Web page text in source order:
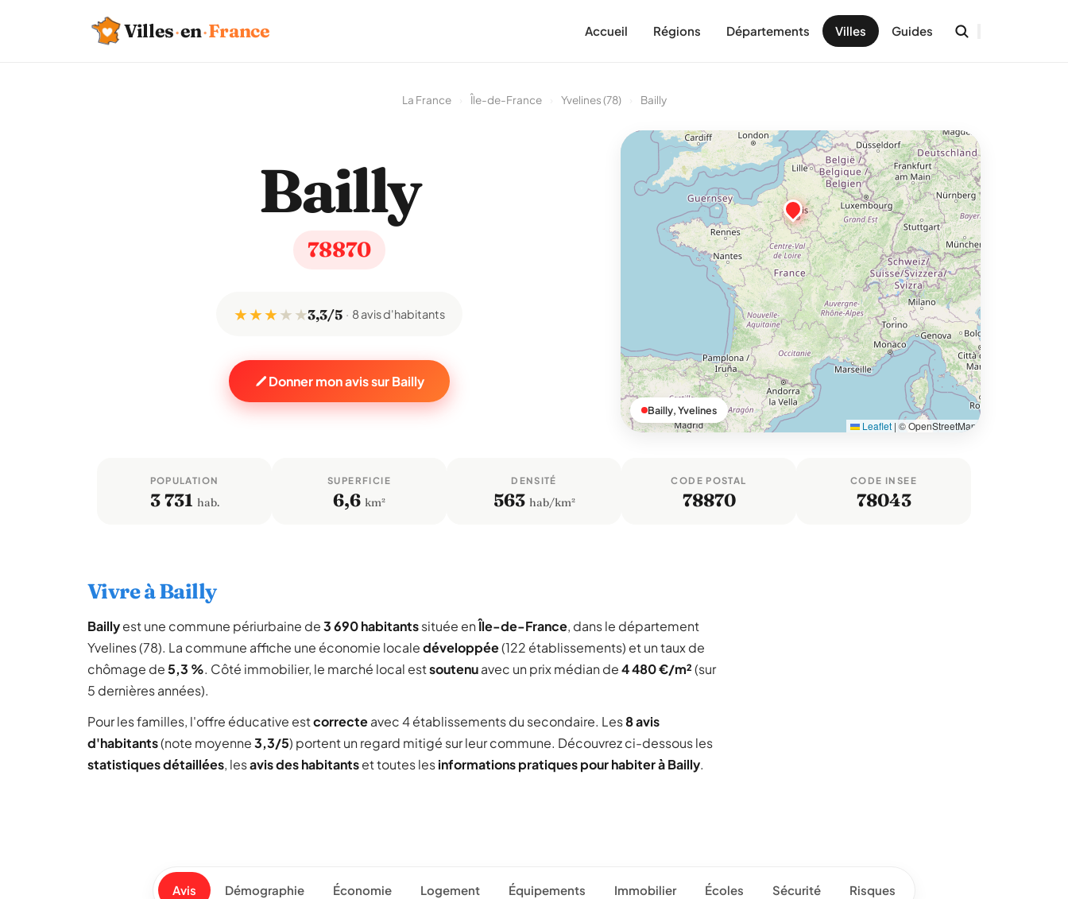
Villes·en·France Accueil Régions Départements Villes Guides
La France Île-de-France Yvelines (78) Bailly
Bailly
78870
★ ★ ★★ ★3,3/5 8 avis d'habitants
Donner mon avis sur Bailly
Leaflet | © OpenStreetMap
Bailly, Yvelines
POPULATION
3 731 hab.
SUPERFICIE
6,6 km²
DENSITÉ
563 hab/km²
CODE POSTAL
78870
CODE INSEE
78043
Vivre à Bailly
Baillyest une commune périurbaine de3 690 habitantssituée enÎle-de-France, dans le département
Yvelines (78). La commune affiche une économie localedéveloppée(122 établissements) et un taux de
chômage de5,3 %. Côté immobilier, le marché local estsoutenuavec un prix médian de4 480 €/m²(sur
5 dernières années).
Pour les familles, l'offre éducative estcorrecteavec 4 établissements du secondaire. Les8 avis
d'habitants(note moyenne3,3/5) portent un regard mitigé sur leur commune. Découvrez ci-dessous les
statistiques détaillées, lesavis des habitantset toutes lesinformations pratiques pour habiter à Bailly.
Avis Démographie Économie Logement Équipements Immobilier Écoles Sécurité Risques